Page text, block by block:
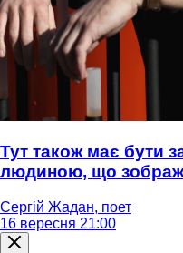
Тут також має бути
людиною, що
Сергій Жадан, поет
16 вересня 21:00